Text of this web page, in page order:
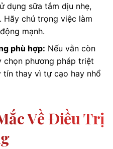
dụng sữa tắm dịu nhẹ,
Hãy chú trọng việc làm
mạnh.
phù hợp: Nếu vẫn còn
chọn phương pháp triệt
thay vì tự cạo hay nhổ
Về Điều Trị